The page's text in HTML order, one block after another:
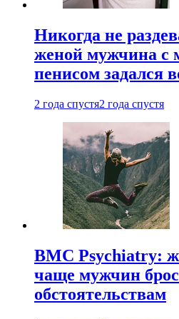
Никогда не
женой мужчина с
пенисом задался
2 года спустя2 года спустя
BMC Psychiatry:
чаще мужчин
обстоятельствам